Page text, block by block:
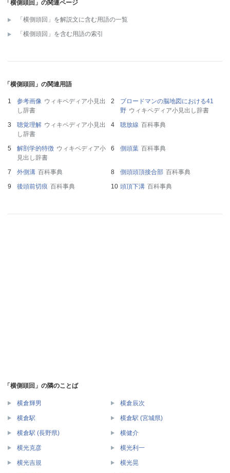
「横側頭回」の関連ページ
「横側頭回」を解説文に含む用語の一覧
「横側頭回」を含む用語の索引
「横側頭回」の関連用語
参考画像 ウィキペディア小見出
し辞書
ブロードマンの脳地図における41
野 ウィキペディア小見出し辞書
聴覚理解 ウィキペディア小見出
し辞書
聴放線 百科事典
解剖学的特徴 ウィキペディア小
見出し辞書
側頭葉 百科事典
外側溝 百科事典 側頭頭頂接合部 百科事典
後頭前切痕 百科事典 頭頂下溝 百科事典
「横側頭回」の隣のことば
横倉輝男 横倉辰次
横倉駅 横倉駅 (宮城県)
横倉駅 (長野県) 横健介
横光克彦 横光利一
横光吉規 横光晃